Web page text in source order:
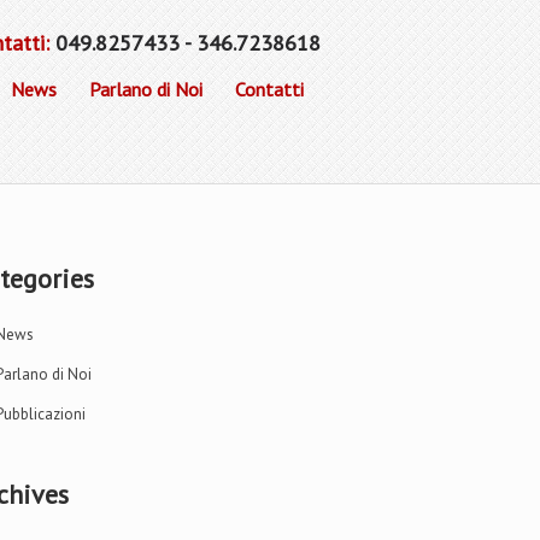
049.8257433 - 346.7238618
News Parlano di Noi Contatti
di Noi